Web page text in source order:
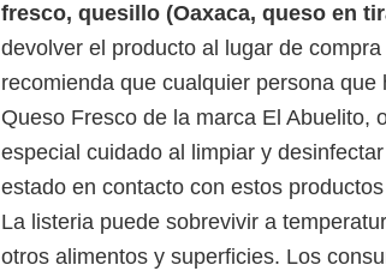
fresco, quesillo (Oaxaca, queso en
devolver el producto al lugar de
recomienda que cualquier persona
Queso Fresco de la marca El Abuelito,
especial cuidado al limpiar y
estado en contacto con estos
La listeria puede sobrevivir a
otros alimentos y superficies. Los